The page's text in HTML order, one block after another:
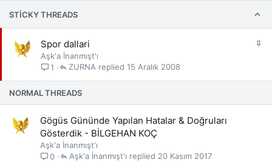
STICKY THREADS
Spor dallari
Aşk'a İnanmışt'ı
1
15 Aralık 2008
ZURNA
NORMAL THREADS
Gögüs Gününde Yapılan Hatalar & Doğruları
Gösterdik - BİLGEHAN KOÇ
Aşk'a İnanmışt'ı
0
20 Kasım 2017
Aşk'a İnanmışt'ı